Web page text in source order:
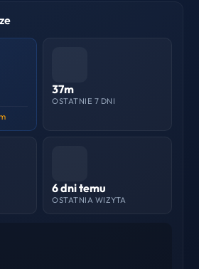
37m
OSTATNIE 7 DNI
6 dni temu
OSTATNIA WIZYTA